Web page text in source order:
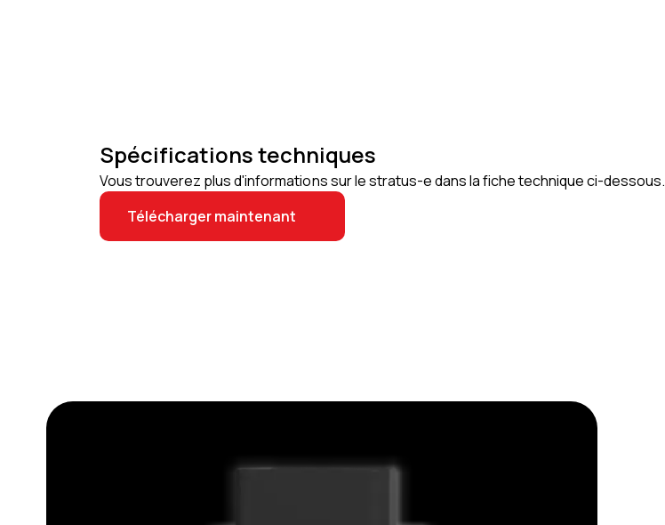
Spécifications techniques
Vous trouverez plus d'informations sur le stratus-e dans la fiche technique ci-dessous.
Télécharger maintenant